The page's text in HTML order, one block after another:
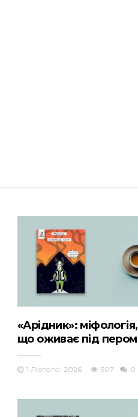
«Арідник»: міфологія,
що оживає під пером
1 Лютого, 2026 507 0